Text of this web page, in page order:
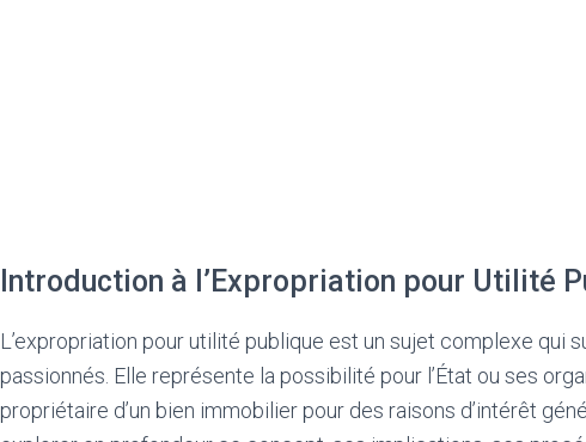
Introduction à l’Expropriation pour Utilité
L’expropriation pour utilité publique est un sujet complexe qui
passionnés. Elle représente la possibilité pour l’État ou ses
propriétaire d’un bien immobilier pour des raisons d’intérêt